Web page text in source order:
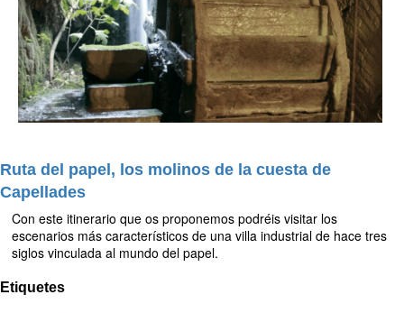
Ruta del papel, los molinos de la cuesta de
Capellades
Con este itinerario que os proponemos podréis visitar los
escenarios más característicos de una villa industrial de hace tres
siglos vinculada al mundo del papel.
Etiquetes